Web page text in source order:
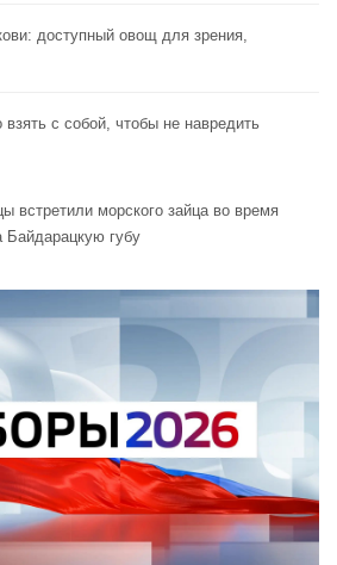
доступный овощ для зрения,
с собой, чтобы не навредить
встретили морского зайца во время
Байдарацкую губу